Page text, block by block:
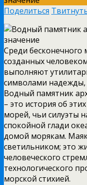
Поделиться
Среди бесконечного
созданных
выполняют
символами надежды,
Водный памятник
– это история об
морей, чьи силуэты
спокойной глади
домой морякам.
светильником; это
человеческого
технологического
морской стихией.